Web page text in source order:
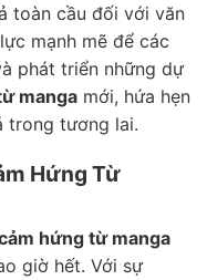
toàn cầu đối với văn
mạnh mẽ để các
phát triển những dự
manga mới, hứa hẹn
trong tương lai.
Hứng Từ
hứng từ manga
giờ hết. Với sự